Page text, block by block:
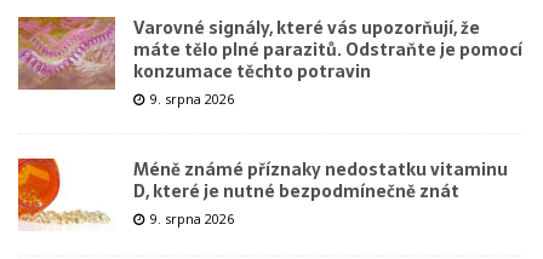
Varovné signály, které vás upozorňují, že
máte tělo plné parazitů. Odstraňte je pomocí
konzumace těchto potravin
9. srpna 2026
Méně známé příznaky nedostatku vitaminu
D, které je nutné bezpodmínečně znát
9. srpna 2026